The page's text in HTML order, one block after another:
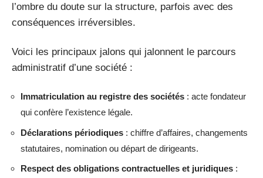
l’ombre du doute sur la structure, parfois avec des
conséquences irréversibles.
Voici les principaux jalons qui jalonnent le parcours
administratif d’une société :
Immatriculation au registre des sociétés : acte fondateur
qui confère l’existence légale.
Déclarations périodiques : chiffre d’affaires, changements
statutaires, nomination ou départ de dirigeants.
Respect des obligations contractuelles et juridiques :